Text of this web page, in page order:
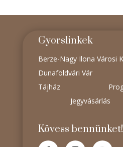
Gyorslinkek
Berze-Nagy Ilona Városi
Dunaföldvári Vár
Tájház
Jegyvásárlás
Kövess bennünket!